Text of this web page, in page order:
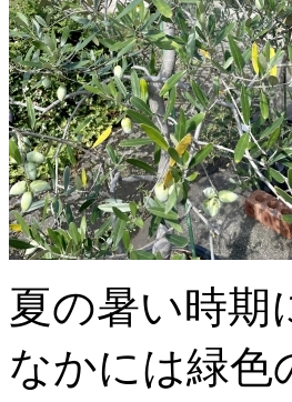
夏の暑い時期
なかには緑色